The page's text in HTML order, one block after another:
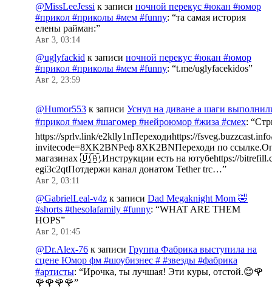
@MissLeeJessi к записи ночной перекус #юкан #юмор
#прикол #приколы #мем #funny: “та самая история
елены райман:”
Авг 3, 03:14
@uglyfackid к записи ночной перекус #юкан #юмор
#прикол #приколы #мем #funny: “t.me/uglyfacekidos”
Авг 2, 23:59
@Humor553 к записи Уснул на диване а шаги
#прикол #мем #шагомер #нейроюмор #жиза #смех: “
https://sprlv.link/e2klly1nПереходиhttps://
invitecode=8XK2BNРеф 8XK2BNПереходи по
магазинах 🇺🇦.Инструкции есть на ютубеhttps://
egi3c2qtПотдержи канал донатом Tether trc…”
Авг 2, 03:11
@GabrielLeal-v4z к записи Dad Megaknight Mom 🤣
#shorts #thesolafamily #funny: “WHAT ARE THEM
HOPS”
Авг 2, 01:45
@Dr.Alex-76 к записи Группа Фабрика выступила на
сцене Юмор фм #шоубизнес # #звезды #фабрика
#артисты: “Ирочка, ты лучшая! Эти куры, отстой.😊🌹
🌹🌹🌹🌹”